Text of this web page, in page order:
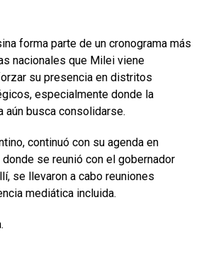
forma parte de un cronograma más
nacionales que Milei viene
su presencia en distritos
especialmente donde la
aún busca consolidarse.
continuó con su agenda en
donde se reunió con el gobernador
se llevaron a cabo reuniones
mediática incluida.